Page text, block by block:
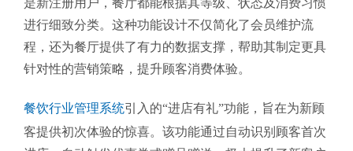
是新注册用户，餐厅都能根据其等级、状态及消费习惯
进行细致分类。这种功能设计不仅简化了会员维护流
程，还为餐厅提供了有力的数据支撑，帮助其制定更具
针对性的营销策略，提升顾客消费体验。
餐饮行业管理系统引入的“进店有礼”功能，旨在为新顾
客提供初次体验的惊喜。该功能通过自动识别顾客首次